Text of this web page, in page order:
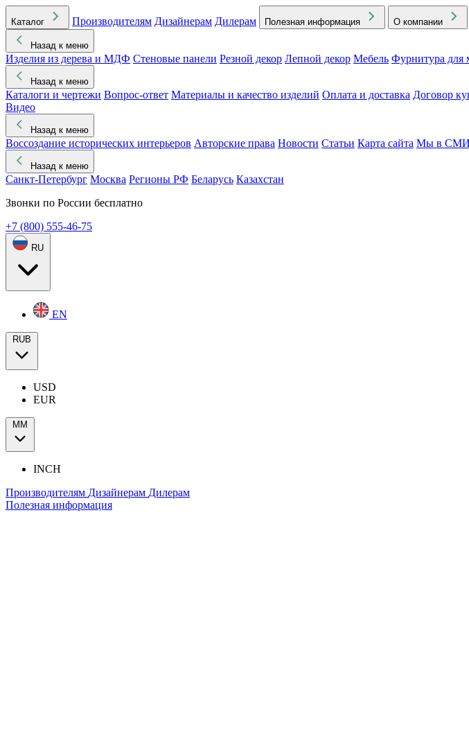
Каталог Производителям Дизайнерам Дилерам Полезная информация О компании
Назад к меню
Изделия из дерева и МДФ Стеновые панели Резной декор Лепной декор Мебель Фурнитура для
Назад к меню
Каталоги и чертежи Вопрос-ответ Материалы и качество изделий Оплата и доставка Договор
Видео
Назад к меню
Воссоздание исторических интерьеров Авторские права Новости Статьи Карта сайта Мы в СМИ
Назад к меню
Санкт-Петербург Москва Регионы РФ Беларусь Казахстан
Звонки по России бесплатно
+7 (800) 555-46-75
RU
EN
RUB
USD
EUR
ММ
INCH
Производителям Дизайнерам Дилерам
Полезная информация